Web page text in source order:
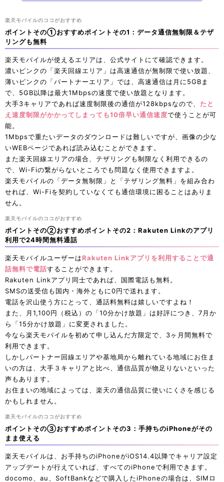
楽天モバイルのココがおすすめ
ポイントその①おすすめポイントその1：データ通信無制限＆テザ
リングも無料
楽天モバイルが使えるエリアは、公式サイトにて確認できます。
濃いピンクの「楽天回線エリア」は高速通信が無制限で使い放題、
薄いピンクの「パートナーエリア」では、高速通信は月に5GBま
で、5GB以降は最大1Mbpsの速度で使い放題となります。
大手3キャリアであれば速度制限後の通信が128kbpsなので、 たと
え速度制限がかかってしまっても10倍早い通信速度で使うことが可
能。
1Mbpsで重たいデータのダウンロードは難しいですが、画像の少な
いWEBページであれば読み込むことができます。
また楽天回線エリアの場合、テザリングも制限なく利用できるの
で、Wi-Fiの繋がらないところでも問題なく使用できますよ。
楽天モバイルの「データ無制限」と「テザリング無料」を組み合わ
せれば、Wi-Fiを契約していなくても通信環境に困ることはありま
せん。
楽天モバイルのココがおすすめ
ポイントその②おすすめポイントその2：Rakuten Linkのアプリ
利用で24時間無料通話
楽天モバイルユーザーはRakuten Linkアプリを利用することで通
話無料で電話することができます。
Rakuten Linkアプリ同士であれば、国際電話も無料。
SMSの送受信も国内・海外ともに0円で送れます。
電話を沢山使う方にとって、通話料無料は嬉しいですよね！
また、月1,100円（税込）の「10分かけ放題」は好評につき、7月か
ら「15分かけ放題」に変更されました。
今なら楽天モバイルを初めて申し込んだ方限定で、3ヶ月間無料で
利用できます。
しかしパートナー回線エリアや基地局から離れている地域にお住ま
いの方は、大手３キャリアと比べ、通信品質が物足りないといった
声もあります。
お住まいの地域によっては、楽天の通信品質に使いにくさを感じる
かもしれません。
楽天モバイルのココがおすすめ
ポイントその③おすすめポイントその3：手持ちのiPhoneがその
まま使える
楽天モバイルは、お手持ちのiPhoneがiOS14.4以降でキャリア設定
アップデートが行えていれば、すべてのiPhoneで利用できます。
docomo、au、SoftBankなどで購入したiPhoneの場合は、SIMロ